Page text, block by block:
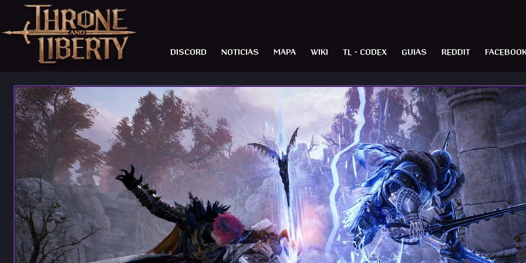
DISCORD NOTICIAS MAPA WIKI TL – CODEX GUIAS REDDIT